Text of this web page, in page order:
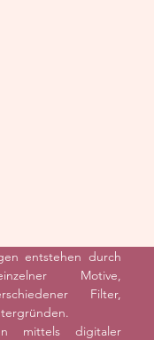
entstehen durch
Motive,
Filter,
mittels digitaler